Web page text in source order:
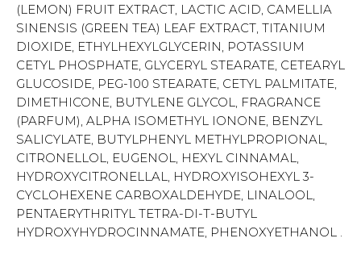
(LEMON) FRUIT EXTRACT, LACTIC ACID, CAMELLIA
SINENSIS (GREEN TEA) LEAF EXTRACT, TITANIUM
DIOXIDE, ETHYLHEXYLGLYCERIN, POTASSIUM
CETYL PHOSPHATE, GLYCERYL STEARATE, CETEARYL
GLUCOSIDE, PEG-100 STEARATE, CETYL PALMITATE,
DIMETHICONE, BUTYLENE GLYCOL, FRAGRANCE
(PARFUM), ALPHA ISOMETHYL IONONE, BENZYL
SALICYLATE, BUTYLPHENYL METHYLPROPIONAL,
CITRONELLOL, EUGENOL, HEXYL CINNAMAL,
HYDROXYCITRONELLAL, HYDROXYISOHEXYL 3-
CYCLOHEXENE CARBOXALDEHYDE, LINALOOL,
PENTAERYTHRITYL TETRA-DI-T-BUTYL
HYDROXYHYDROCINNAMATE, PHENOXYETHANOL .